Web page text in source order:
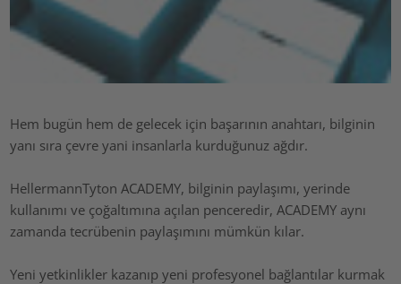
Hem bugün hem de gelecek için başarının anahtarı, bilginin
yanı sıra çevre yani insanlarla kurduğunuz ağdır.
HellermannTyton ACADEMY, bilginin paylaşımı, yerinde
kullanımı ve çoğaltımına açılan penceredir, ACADEMY aynı
zamanda tecrübenin paylaşımını mümkün kılar.
Yeni yetkinlikler kazanıp yeni profesyonel bağlantılar kurmak